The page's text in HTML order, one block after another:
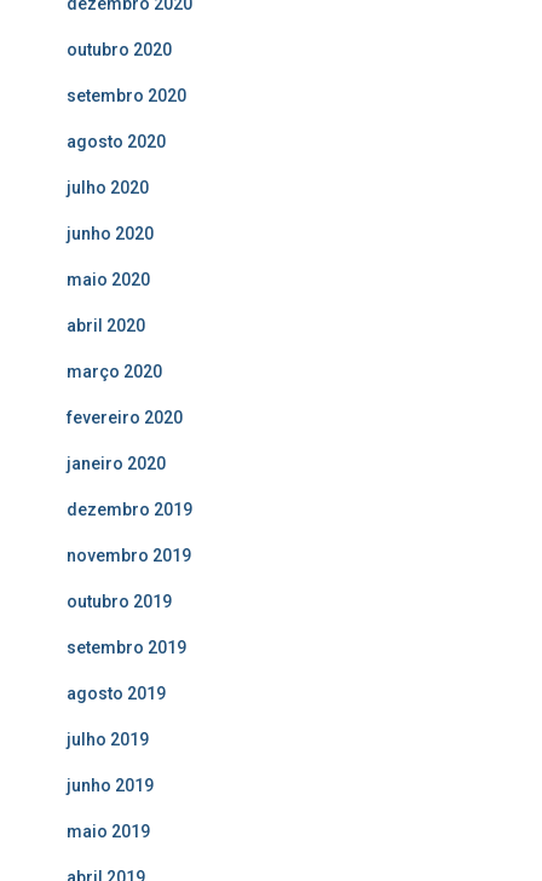
outubro 2020
setembro 2020
agosto 2020
julho 2020
junho 2020
maio 2020
abril 2020
março 2020
fevereiro 2020
janeiro 2020
dezembro 2019
novembro 2019
outubro 2019
setembro 2019
agosto 2019
julho 2019
junho 2019
maio 2019